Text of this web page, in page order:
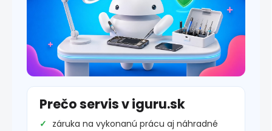
Prečo servis v iguru.sk
záruka na vykonanú prácu aj náhradné